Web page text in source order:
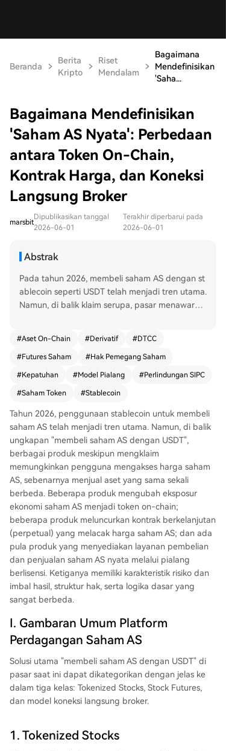
Beranda
Berita
Kripto
Riset
Mendalam
Bagaimana
Mendefinisikan
'Saha...
Bagaimana Mendefinisikan
'Saham AS Nyata': Perbedaan
antara Token On-Chain,
Kontrak Harga, dan Koneksi
Langsung Broker
marsbit
Dipublikasikan tanggal
2026-06-01
Terakhir diperbarui pada
2026-06-01
Abstrak
Pada tahun 2026, membeli saham AS dengan st
ablecoin seperti USDT telah menjadi tren utama.
Namun, di balik klaim serupa, pasar menawarka
ktur hak, dan risiko: 1. **Saham Ter-Tokenisasi (T
okenized Stocks):** Aset digital di blockchain ya
ng merepresentasikan eksposur ekonomi terhad
stem DeFi dan perdagangan 24/7, tetapi hak ke
pemilikan saham sebenarnya tetap berada pad
a penerbit, dengan hak dividen dan suara yang
sangat terbatas. 2. **Kontrak Masa Depan Saha
m (Stock Futures/Perpetuals):** Kontrak derivati
f yang melacak harga saham. Sangat likuid dan
memungkinkan perdagangan leverage dua arah
24/7, tetapi tidak memberikan hak kepemilikan
atas saham sama sekali. Biaya pendanaan (*fun
ding fee*) dapat menjadi beban biaya yang sig
nifikan untuk posisi jangka panjang. 3. **Model
Koneksi Langsung Broker (Brokerage Model):**
Satu-satunya jalur yang memungkinkan pembeli
an saham AS secara nyata melalui broker berlise
nsi. Aset diselesaikan dan disimpan dalam siste
m kliring dan penitipan AS (seperti DTCC). Mem
unai, hak suara), struktur biaya jangka panjang y
ang bersih (tanpa *funding fee*), dan cakupan i
nstrumen yang sangat luas (ribuan saham & ET
F). Beberapa platform dalam model ini menduk
ung pendanaan via stablecoin, mengurangi kete
rgantungan pada transfer bank tradisional. Penti
ng untuk dicatat bahwa dalam mod
#Aset On-Chain #Derivatif #DTCC
#Futures Saham #Hak Pemegang Saham
#Kepatuhan #Model Pialang #Perlindungan SIPC
#Saham Token #Stablecoin
Tahun 2026, penggunaan stablecoin untuk membeli
saham AS telah menjadi tren utama. Namun, di balik
ungkapan "membeli saham AS dengan USDT",
berbagai produk meskipun mengklaim
memungkinkan pengguna mengakses harga saham
AS, sebenarnya menjual aset yang sama sekali
berbeda. Beberapa produk mengubah eksposur
ekonomi saham AS menjadi token on-chain;
beberapa produk meluncurkan kontrak berkelanjutan
(perpetual) yang melacak harga saham AS; dan ada
pula produk yang menyediakan layanan pembelian
dan penjualan saham AS nyata melalui pialang
berlisensi. Ketiganya memiliki karakteristik risiko dan
imbal hasil, struktur hak, serta logika dasar yang
sangat berbeda.
I. Gambaran Umum Platform
Perdagangan Saham AS
Solusi utama "membeli saham AS dengan USDT" di
pasar saat ini dapat dikategorikan dengan jelas ke
dalam tiga kelas: Tokenized Stocks, Stock Futures,
dan model koneksi langsung broker.
1. Tokenized Stocks